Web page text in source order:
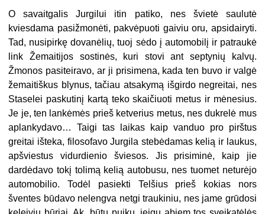
O savaitgalis Jurgilui itin patiko, nes švietė saulutė
kviesdama pasižmonėti, pakvėpuoti gaiviu oru, apsidairyti.
Tad, nusipirkę dovanėlių, tuoj sėdo į automobilį ir patraukė
link Žemaitijos sostinės, kuri stovi ant septynių kalvų.
Žmonos pasiteiravo, ar ji prisimena, kada ten buvo ir valgė
žemaitiškus blynus, tačiau atsakymą išgirdo negreitai, nes
Staselei paskutinį kartą teko skaičiuoti metus ir mėnesius.
Je je, ten lankėmės prieš ketverius metus, nes dukrelė mus
aplankydavo… Taigi tas laikas kaip vanduo pro pirštus
greitai išteka, filosofavo Jurgila stebėdamas kelią ir laukus,
apšviestus vidurdienio šviesos. Jis prisiminė, kaip jie
dardėdavo tokį tolimą kelią autobusu, nes tuomet neturėjo
automobilio. Todėl pasiekti Telšius prieš kokias nors
šventes būdavo nelengva netgi traukiniu, nes jame grūdosi